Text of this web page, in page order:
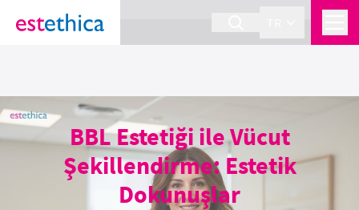
section Service {
BBL Estetiği ile Vücut
Şekillendirme: Estetik
Dokunuşlar